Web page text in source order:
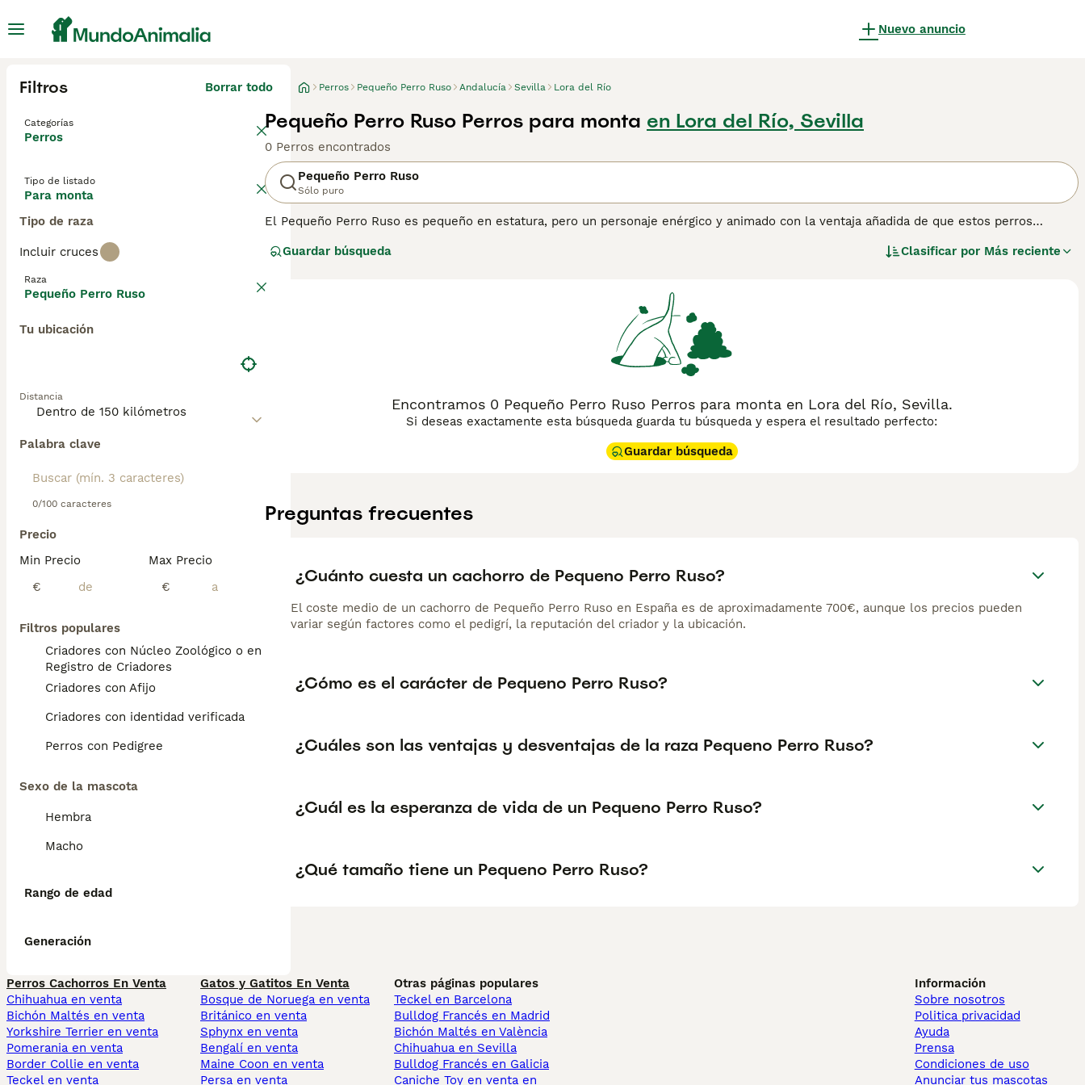
Nuevo anuncio
Filtros Borrar todo
Categorías
Perros
Tipo de listado
Para monta
Tipo de raza
Incluir cruces
Raza
Pequeño Perro Ruso
Tu ubicación
Distancia
Palabra clave
0/100 caracteres
Precio
Min Precio
€
Max Precio
€
Filtros populares
Criadores con Núcleo Zoológico o en el
Registro de Criadores
Criadores con Afijo
Criadores con identidad verificada
Perros con Pedigree
Sexo de la mascota
Hembra
Macho
Rango de edad
Generación
Perros Pequeño Perro Ruso Andalucía Sevilla Lora del Río
Pequeño Perro Ruso Perros para monta en Lora del Río, Sevilla
0 Perros encontrados
Pequeño Perro Ruso
Sólo puro
El Pequeño Perro Ruso es pequeño en estatura, pero un personaje enérgico y animado con la ventaja añadida de que estos perros
Ruso no hay nada que le guste más que estar en un entorno familiar y ser incluidos en todo lo que sucede en el hogar, y aunque son
para obtener información sobre esta raza de perro.
Guardar búsqueda Clasificar por Más reciente
Encontramos 0 Pequeño Perro Ruso Perros para monta en Lora del Río, Sevilla.
Si deseas exactamente esta búsqueda guarda tu búsqueda y espera el resultado perfecto:
Guardar búsqueda
Preguntas frecuentes
¿Cuánto cuesta un cachorro de Pequeno Perro Ruso?
El coste medio de un cachorro de Pequeño Perro Ruso en España es de aproximadamente 700€, aunque los precios pueden
variar según factores como el pedigrí, la reputación del criador y la ubicación.
¿Cómo es el carácter de Pequeno Perro Ruso?
¿Cuáles son las ventajas y desventajas de la raza Pequeno Perro Ruso?
¿Cuál es la esperanza de vida de un Pequeno Perro Ruso?
¿Qué tamaño tiene un Pequeno Perro Ruso?
Perros Cachorros En Venta
Chihuahua en venta
Bichón Maltés en venta
Yorkshire Terrier en venta
Pomerania en venta
Border Collie en venta
Teckel en venta
Gatos y Gatitos En Venta
Bosque de Noruega en venta
Británico en venta
Sphynx en venta
Bengalí en venta
Maine Coon en venta
Persa en venta
Otras páginas populares
Teckel en Barcelona
Bulldog Francés en Madrid
Bichón Maltés en València
Chihuahua en Sevilla
Bulldog Francés en Galicia
Caniche Toy en venta en
Información
Sobre nosotros
Politica privacidad
Ayuda
Prensa
Condiciones de uso
Anunciar tus mascotas